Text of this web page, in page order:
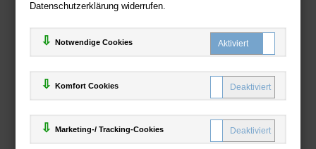
Datenschutzerklärung widerrufen.
Notwendige Cookies
Komfort Cookies
Marketing-/ Tracking-Cookies